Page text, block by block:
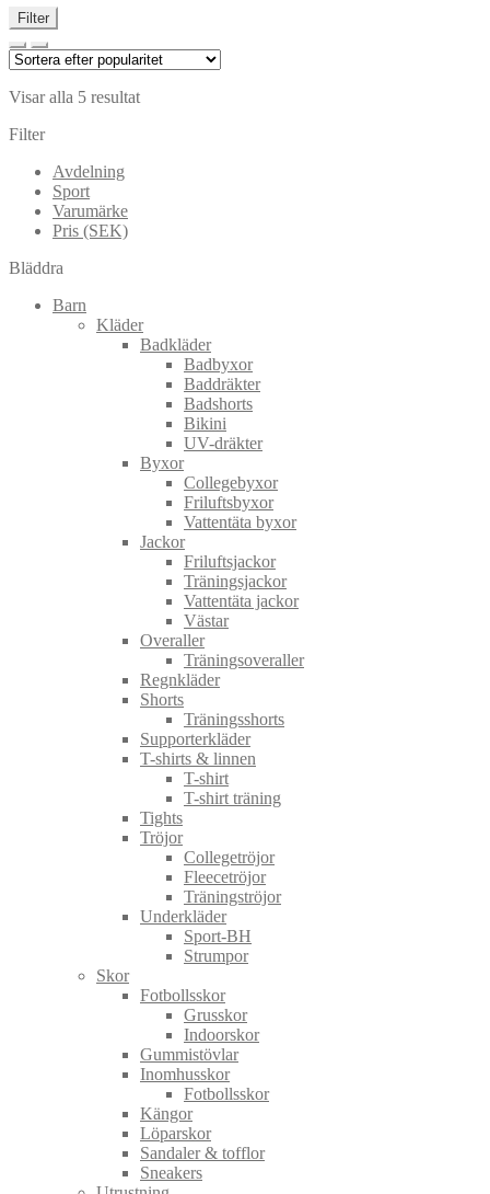
Filter
Visar alla 5 resultat
Filter
Avdelning
Sport
Varumärke
Pris (SEK)
Bläddra
Barn
Kläder
Badkläder
Badbyxor
Baddräkter
Badshorts
Bikini
UV-dräkter
Byxor
Collegebyxor
Friluftsbyxor
Vattentäta byxor
Jackor
Friluftsjackor
Träningsjackor
Vattentäta jackor
Västar
Overaller
Träningsoveraller
Regnkläder
Shorts
Träningsshorts
Supporterkläder
T-shirts & linnen
T-shirt
T-shirt träning
Tights
Tröjor
Collegetröjor
Fleecetröjor
Träningströjor
Underkläder
Sport-BH
Strumpor
Skor
Fotbollsskor
Grusskor
Indoorskor
Gummistövlar
Inomhusskor
Fotbollsskor
Kängor
Löparskor
Sandaler & tofflor
Sneakers